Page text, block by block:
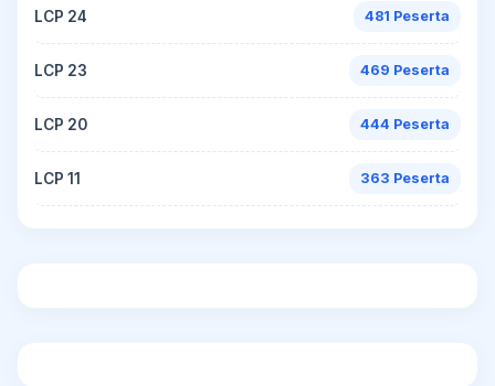
LCP 24 481 Peserta
LCP 23 469 Peserta
LCP 20 444 Peserta
LCP 11 363 Peserta